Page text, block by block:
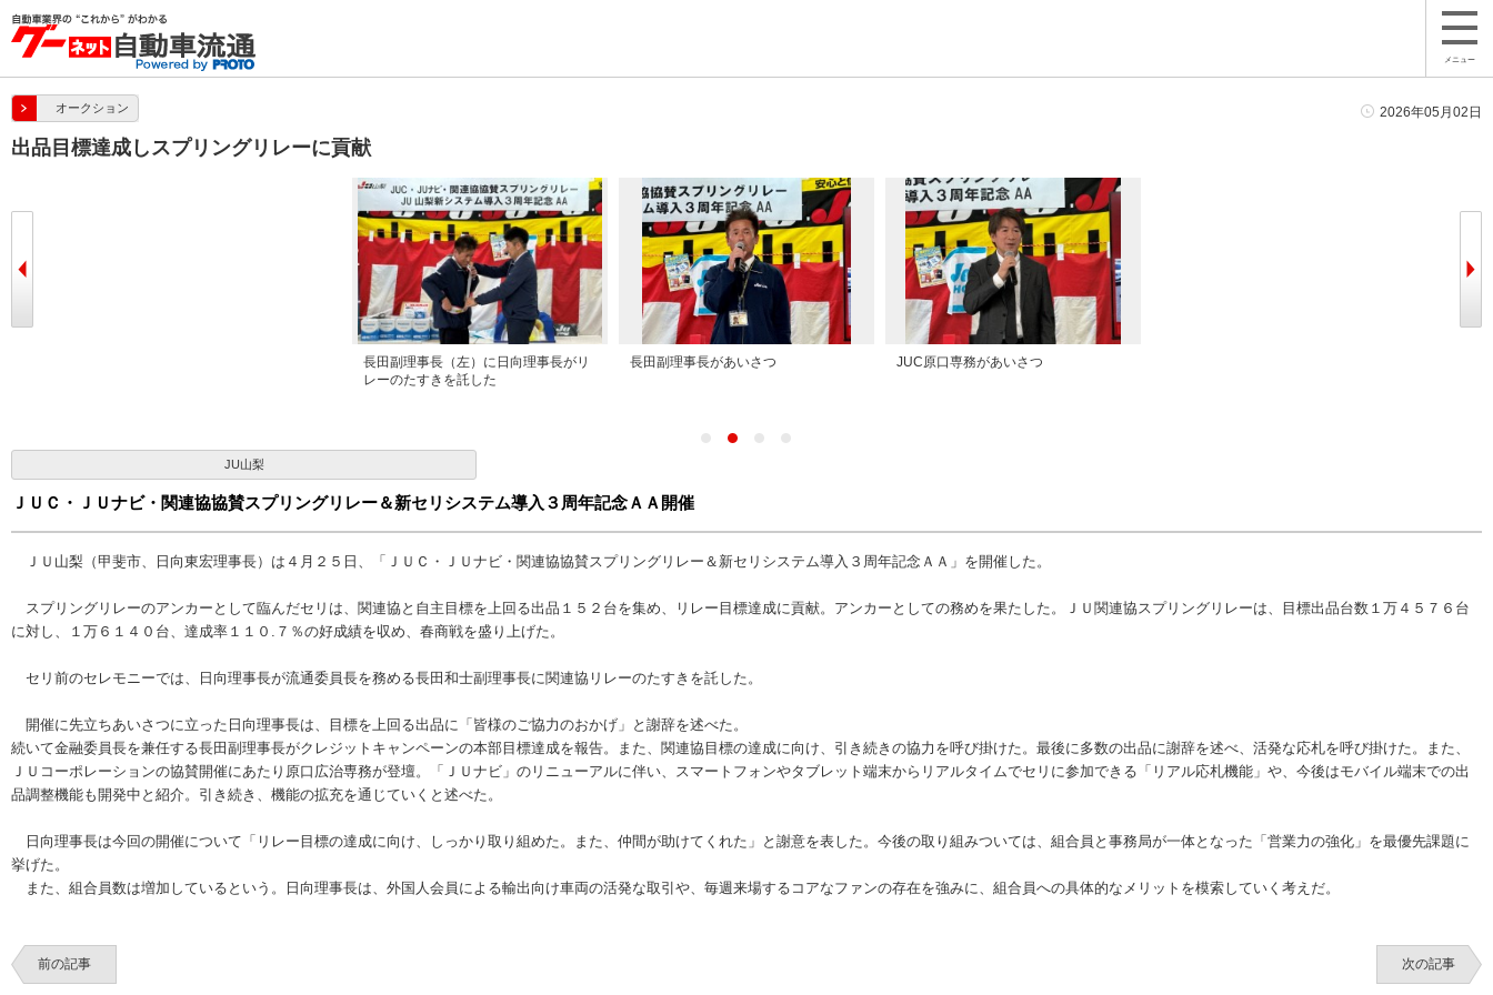
メニュー
オークション 2026年05月02日
出品目標達成しスプリングリレーに貢献
長田副理事長（左）に日向理事長がリ
レーのたすきを託した
長田副理事長があいさつ JUC原口専務があいさつ
JU山梨
ＪＵＣ・ＪＵナビ・関連協協賛スプリングリレー＆新セリシステム導入３周年記念ＡＡ開催
ＪＵ山梨（甲斐市、日向東宏理事長）は４月２５日、「ＪＵＣ・ＪＵナビ・関連協協賛スプリングリレー＆新セリシステム導入３周年記念ＡＡ」を開催した。
スプリングリレーのアンカーとして臨んだセリは、関連協と自主目標を上回る出品１５２台を集め、リレー目標達成に貢献。アンカーとしての務めを果たした。ＪＵ関連協スプリングリレーは、目標出品台数１万４５７６台
に対し、１万６１４０台、達成率１１０.７％の好成績を収め、春商戦を盛り上げた。
セリ前のセレモニーでは、日向理事長が流通委員長を務める長田和士副理事長に関連協リレーのたすきを託した。
開催に先立ちあいさつに立った日向理事長は、目標を上回る出品に「皆様のご協力のおかげ」と謝辞を述べた。
続いて金融委員長を兼任する長田副理事長がクレジットキャンペーンの本部目標達成を報告。また、関連協目標の達成に向け、引き続きの協力を呼び掛けた。最後に多数の出品に謝辞を述べ、活発な応札を呼び掛けた。また、
ＪＵコーポレーションの協賛開催にあたり原口広治専務が登壇。「ＪＵナビ」のリニューアルに伴い、スマートフォンやタブレット端末からリアルタイムでセリに参加できる「リアル応札機能」や、今後はモバイル端末での出
品調整機能も開発中と紹介。引き続き、機能の拡充を通じていくと述べた。
日向理事長は今回の開催について「リレー目標の達成に向け、しっかり取り組めた。また、仲間が助けてくれた」と謝意を表した。今後の取り組みついては、組合員と事務局が一体となった「営業力の強化」を最優先課題に
挙げた。
また、組合員数は増加しているという。日向理事長は、外国人会員による輸出向け車両の活発な取引や、毎週来場するコアなファンの存在を強みに、組合員への具体的なメリットを模索していく考えだ。
前の記事 次の記事